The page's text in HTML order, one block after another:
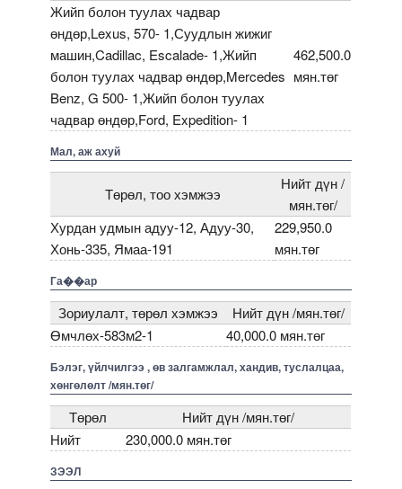
Жийп болон туулах чадвар
өндөр,Lexus, 570- 1,Суудлын жижиг
машин,Cadillac, Escalade- 1,Жийп
болон туулах чадвар өндөр,Mercedes
Benz, G 500- 1,Жийп болон туулах
чадвар өндөр,Ford, Expedition- 1
462,500.0
мян.төг
Мал, аж ахуй
Төрөл, тоо хэмжээ
Нийт дүн /
мян.төг/
Хурдан удмын адуу-12, Адуу-30,
Хонь-335, Ямаа-191
229,950.0
мян.төг
Га��ар
Зориулалт, төрөл хэмжээ
Нийт дүн /мян.төг/
Өмчлөх-583м2-1
40,000.0 мян.төг
Бэлэг, үйлчилгээ , өв залгамжлал, хандив, туслалцаа,
хөнгөлөлт /мян.төг/
Төрөл
Нийт дүн /мян.төг/
Нийт
230,000.0 мян.төг
ЗЭЭЛ